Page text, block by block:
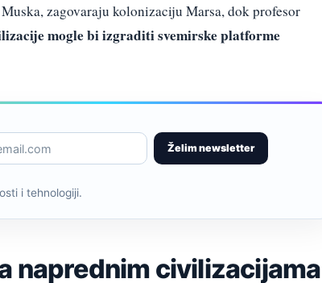
zagovaraju kolonizaciju Marsa, dok profesor
mogle bi izgraditi svemirske platforme
Želim newsletter
i tehnologiji.
naprednim civilizacijama